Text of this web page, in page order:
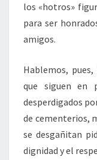
los «hotros»
para ser
amigos.
Hablemos,
que siguen en
desperdigados
de cementerios,
se desgañitan
dignidad y el